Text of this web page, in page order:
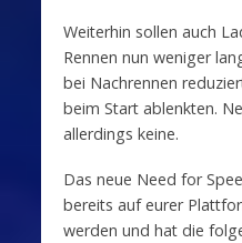
Weiterhin sollen auch
Rennen nun weniger
bei Nachrennen
beim Start ablenkten.
allerdings keine.
Das neue Need for
bereits auf eurer
werden und hat die